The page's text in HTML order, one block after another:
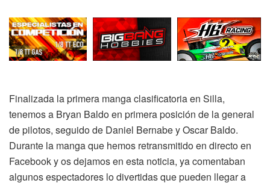
Finalizada la primera manga clasificatoria en Silla,
tenemos a Bryan Baldo en primera posición de la general
de pilotos, seguido de Daniel Bernabe y Oscar Baldo.
Durante la manga que hemos retransmitido en directo en
Facebook y os dejamos en esta noticia, ya comentaban
algunos espectadores lo divertidas que pueden llegar a